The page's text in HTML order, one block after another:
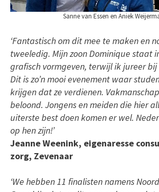
Sanne van Essen en Aniek
‘Fantastisch om dit mee te maken en
tweeledig. Mijn zoon Dominique staat
grafisch vormgeven, terwijl ik jureer
Dit is zo’n mooi evenement waar
krijgen dat ze verdienen.
beloond. Jongens en meiden die hier
uiterste best doen komen er wel.
op hen zijn!’
Jeanne Weenink, eigenaresse
zorg, Zevenaar
‘We hebben 11 finalisten namens